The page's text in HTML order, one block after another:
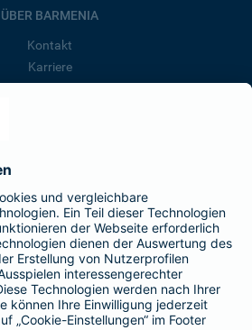
ÜBER BARMENIA
Kontakt
Karriere
Teil der BarmeniaGothaer
BELIEBTE SEITEN
Zusatzversicherung